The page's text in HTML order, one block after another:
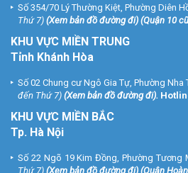
Số 354/70 Lý Thường Kiệt, Phường Diên
Thứ 7) (Xem bản đồ đường đi) (Quận 10
KHU VỰC MIỀN TRUNG
Tỉnh Khánh Hòa
Số 02 Chung cư Ngô Gia Tự, Phường Nha
đến Thứ 7) (Xem bản đồ đường đi).
KHU VỰC MIỀN BẮC
Tp. Hà Nội
Số 22 Ngõ 19 Kim Đồng, Phường Tương
Thứ 7) (Xem bản đồ đường đi) (Quận